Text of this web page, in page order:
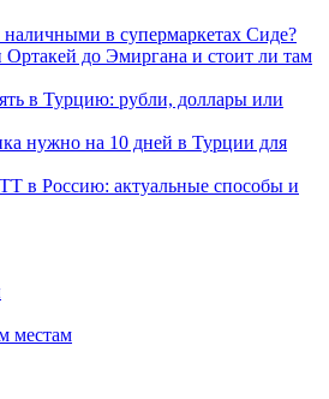
в супермаркетах Сиде?
Ортакей до Эмиргана и стоит ли там
в Турцию: рубли, доллары или
нужно на 10 дней в Турции для
в Россию: актуальные способы и
местам